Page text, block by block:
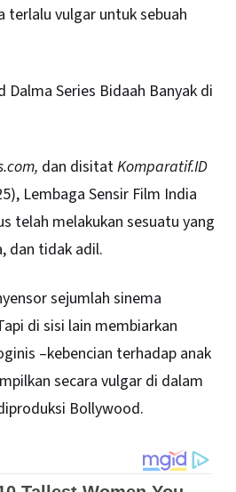
terlalu vulgar untuk sebuah
Dalma Series Bidaah Banyak di
dan disitatKomparatif.ID
Lembaga Sensir Film India
telah melakukan sesuatu yang
dan tidak adil.
sejumlah sinema
di sisi lain membiarkan
–kebencian terhadap anak
secara vulgar di dalam
Bollywood.